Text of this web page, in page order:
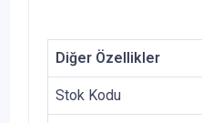
Diğer Özellikler
Stok Kodu